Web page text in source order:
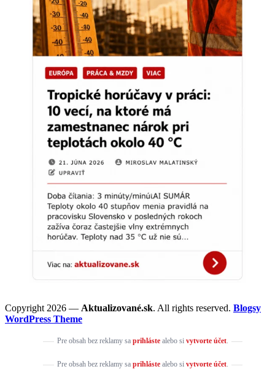
Copyright 2026 — Aktualizované.sk. All rights reserved. Blogsy
WordPress Theme
Pre obsah bez reklamy sa prihlástealebo si vytvorte účet.